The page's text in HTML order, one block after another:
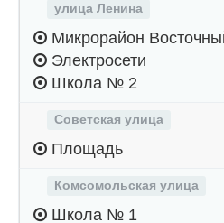
улица Ленина
Микрорайон
Электросети
Школа № 2
Советская улица
Площадь
Комсомольская улица
Школа № 1